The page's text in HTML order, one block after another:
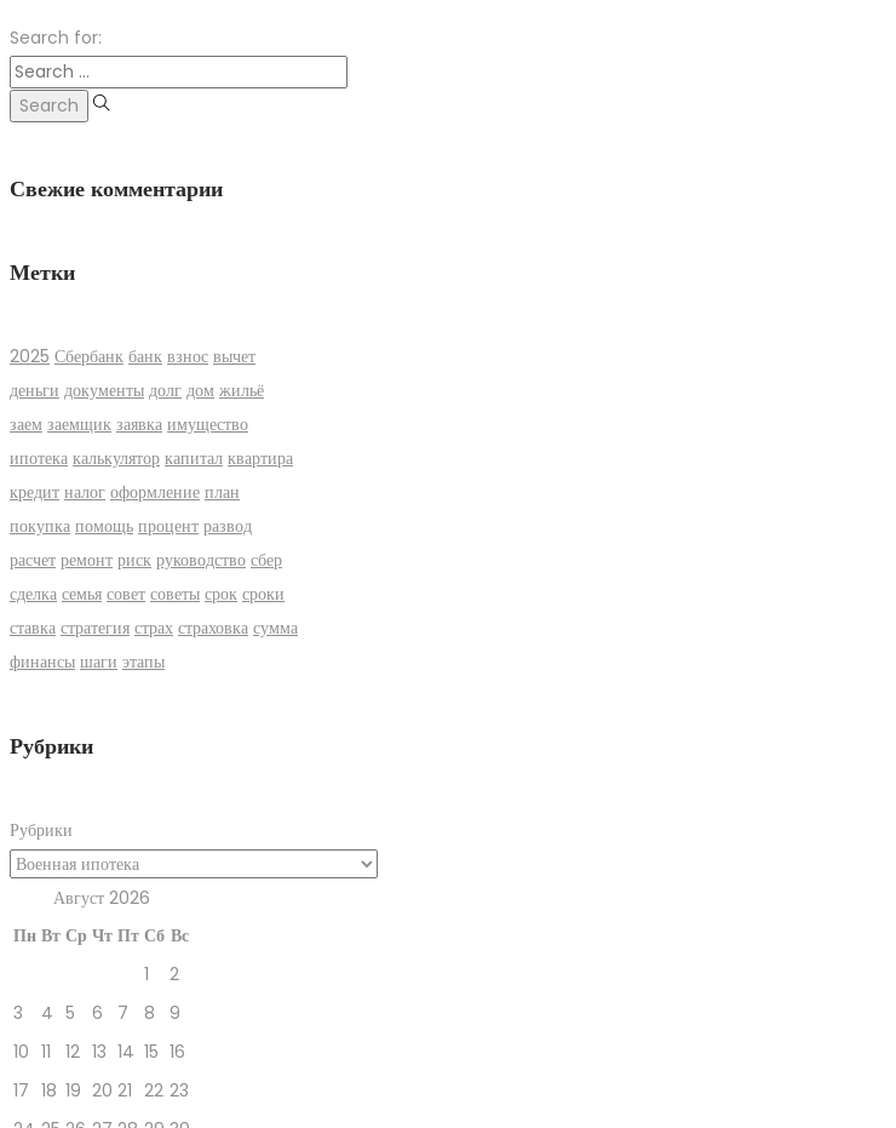
Search for:
Свежие комментарии
Метки
2025 Сбербанк банк взнос вычет
деньги документы долг дом жильё
заем заемщик заявка имущество
ипотека калькулятор капитал квартира
кредит налог оформление план
покупка помощь процент развод
расчет ремонт риск руководство сбер
сделка семья совет советы срок сроки
ставка стратегия страх страховка сумма
финансы шаги этапы
Рубрики
Рубрики
Август 2026
Пн Вт Ср Чт Пт Сб Вс
1
2
3
4 5 6 7 8
9
10 11 12 13 14 15 16
17 18 19 20 21 22 23